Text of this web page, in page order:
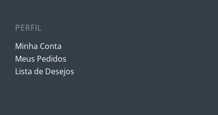
PERFIL
Minha Conta
Meus Pedidos
Lista de Desejos